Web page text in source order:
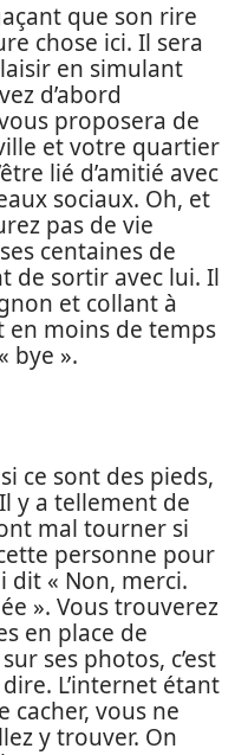
que son rire
chose ici. Il sera
en simulant
d’abord
proposera de
et votre quartier
lié d’amitié avec
sociaux. Oh, et
pas de vie
centaines de
de sortir avec lui. Il
et collant à
en moins de temps
bye ».
ce sont des pieds,
y a tellement de
mal tourner si
personne pour
dit « Non, merci.
». Vous trouverez
en place de
ses photos, c’est
L’internet étant
vous ne
y trouver. On